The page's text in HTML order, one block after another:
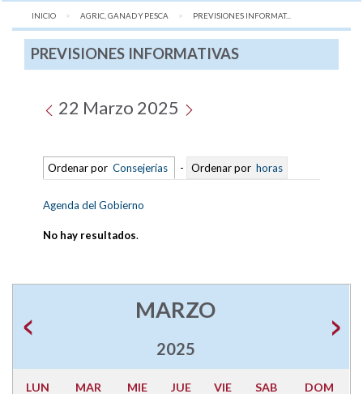
INICIO AGRIC, GANAD Y PESCA AQUÍ:
PREVISIONES INFORMAT...
PREVISIONES INFORMATIVAS
22 Marzo 2025
Ordenar por Consejerías - Ordenar por horas
Agenda del Gobierno
No hay resultados.
MARZO
2025
LUN MAR MIE JUE VIE SAB DOM